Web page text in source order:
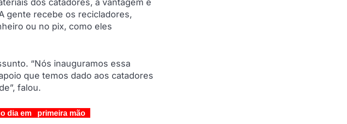
dos catadores, a vantagem é
gente recebe os recicladores,
ou no pix, como eles
“Nós inauguramos essa
que temos dado aos catadores
falou.
dia em primeira mão